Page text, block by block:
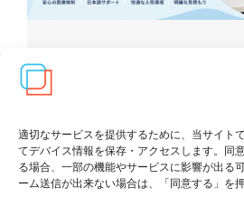
適切なサービスを提供するために、当サイト
てデバイス情報を保存・アクセスします。同
る場合、一部の機能やサービスに影響が出る
ーム送信が出来ない場合は、「同意する」を
〖本日より適用〗ガモン
続きを読む